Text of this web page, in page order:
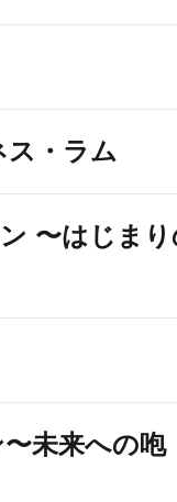
ス・ラム
〜はじま
未来への咆